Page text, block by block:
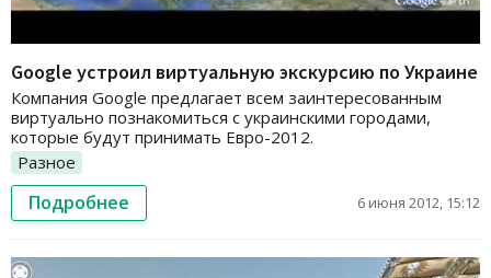
Google устроил виртуальную экскурсию по Украине
Компания Google предлагает всем заинтересованным
виртуально познакомиться с украинскими городами,
которые будут принимать Евро-2012.
Разное
Подробнее 6 июня 2012, 15:12